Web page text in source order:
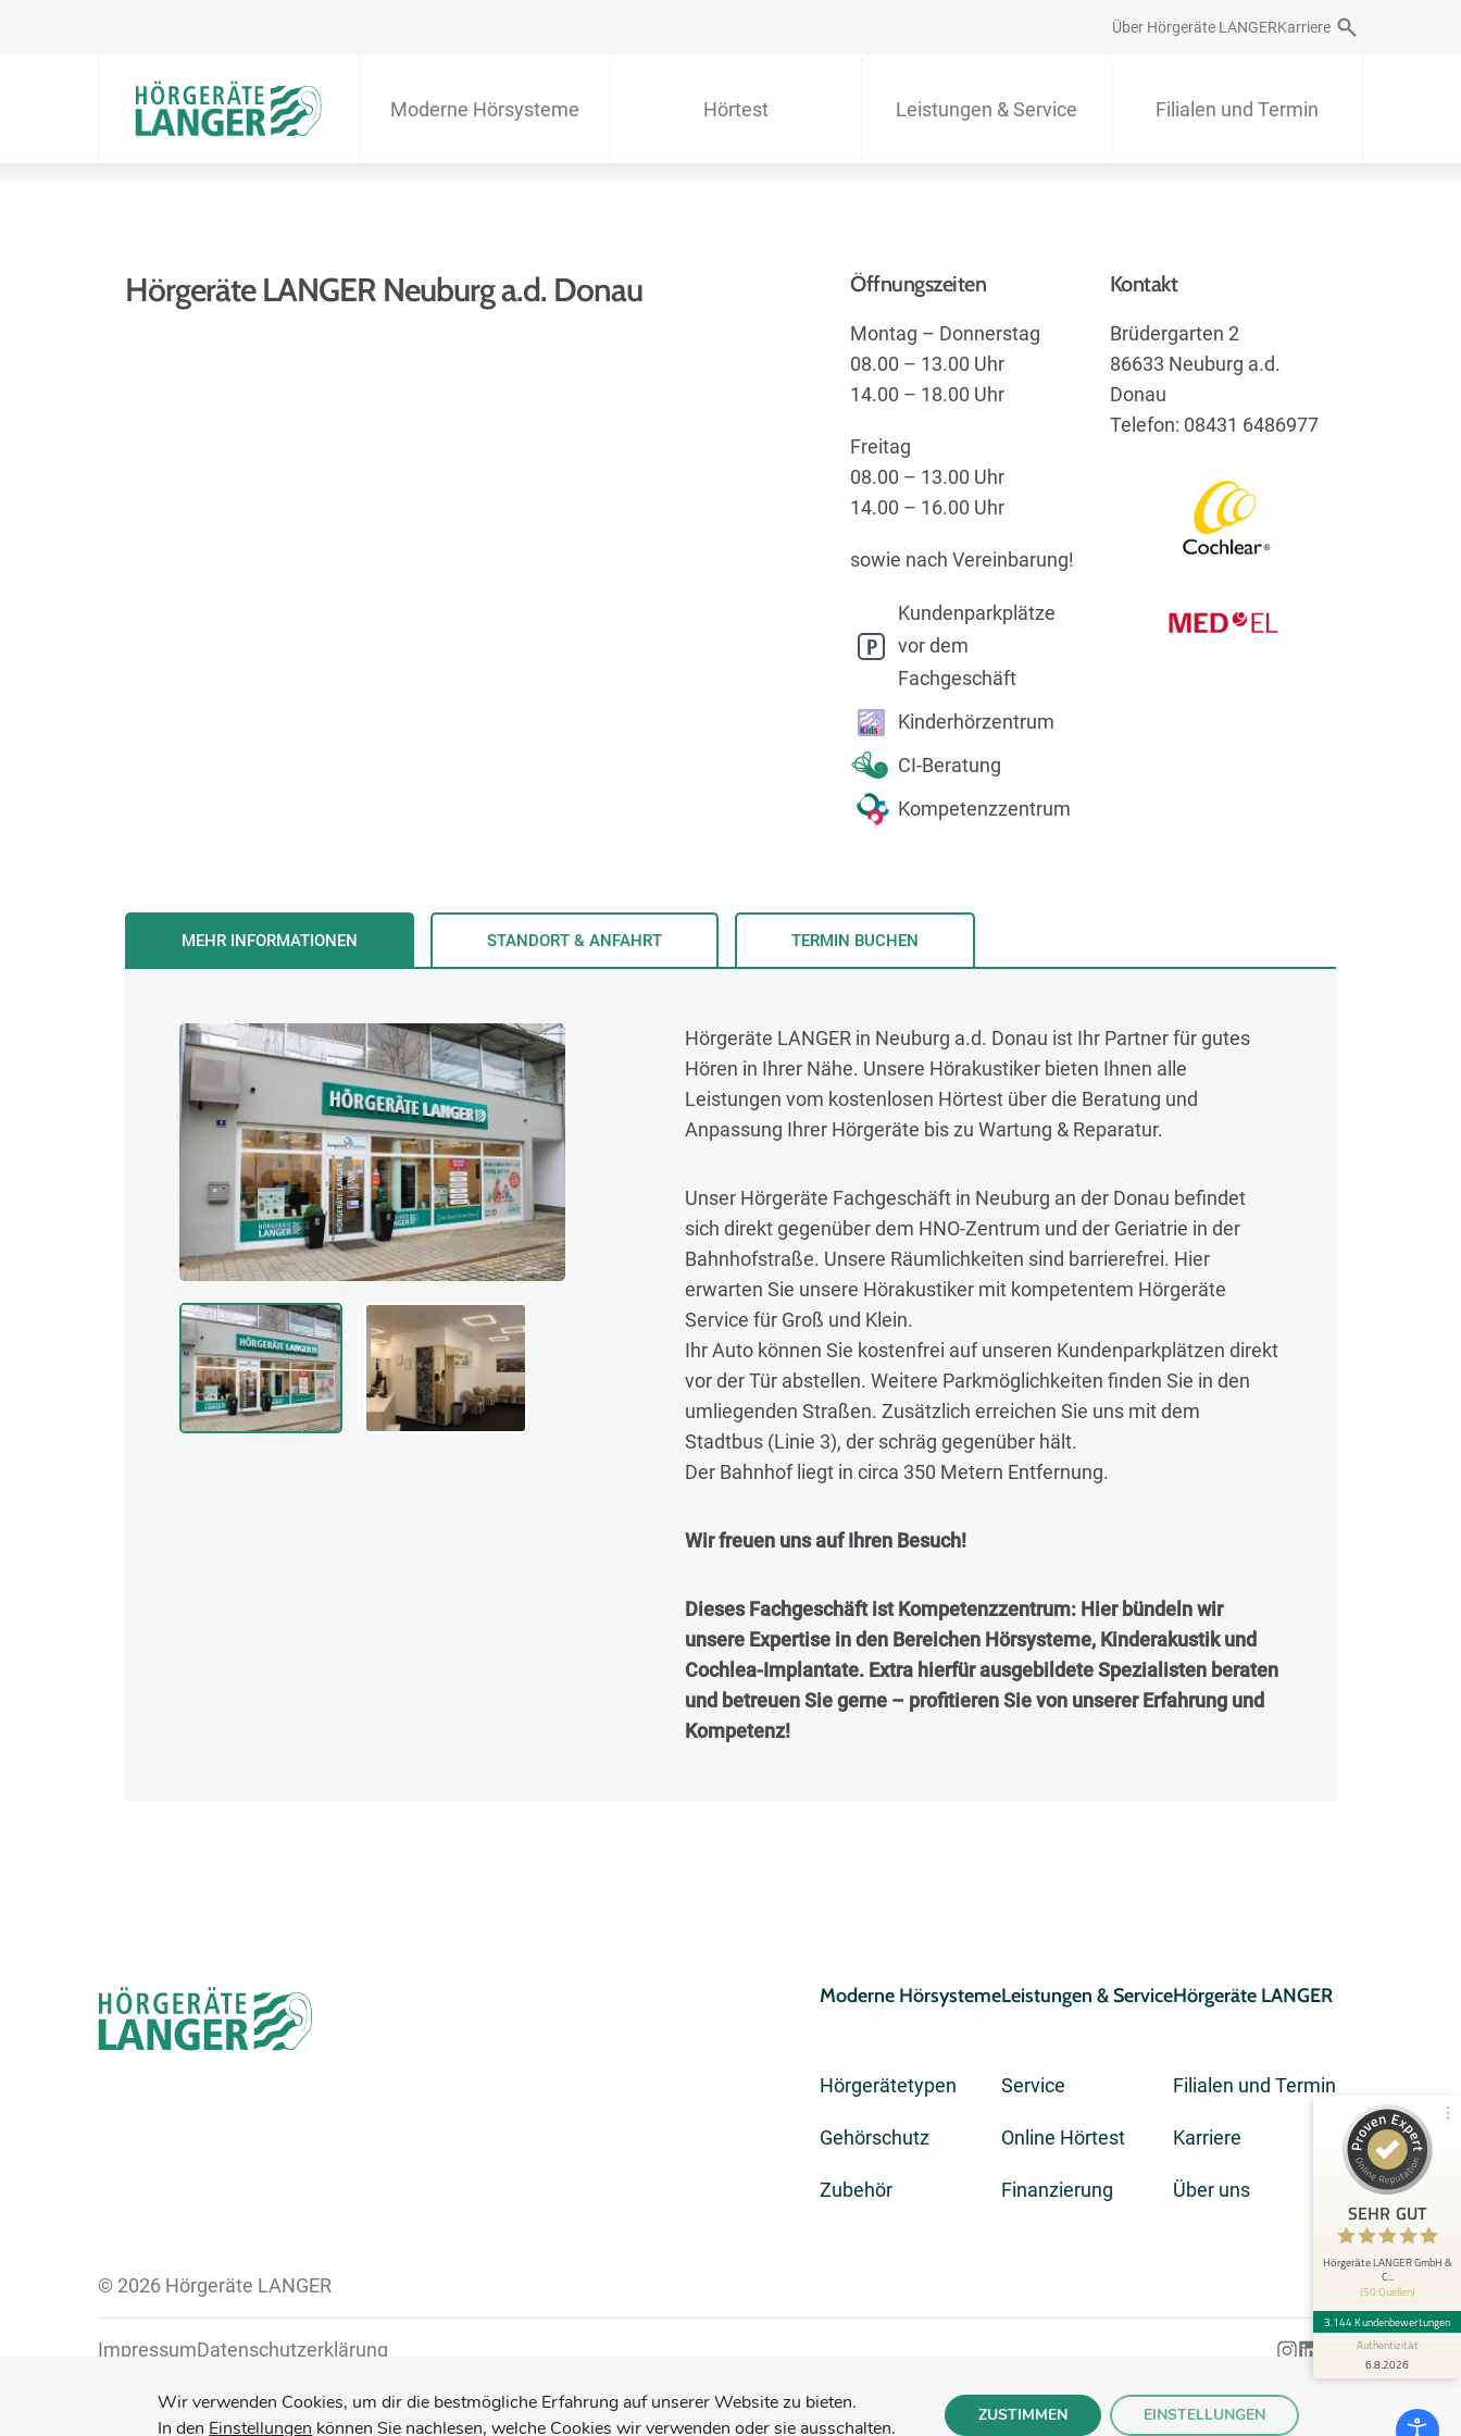
Über Hörgeräte LANGERKarriere
Moderne Hörsysteme Hörtest Leistungen & Service Filialen und Termin
Hörgeräte LANGER Neuburg a.d. Donau Öffnungszeiten
Montag – Donnerstag
08.00 – 13.00 Uhr
14.00 – 18.00 Uhr
Freitag
08.00 – 13.00 Uhr
14.00 – 16.00 Uhr
sowie nach Vereinbarung!
Kundenparkplätze
vor dem
Fachgeschäft
Kinderhörzentrum
CI-Beratung
Kompetenzzentrum
Kontakt
Brüdergarten 2
86633 Neuburg a.d.
Donau
Telefon: 08431 6486977
MEHR INFORMATIONEN STANDORT & ANFAHRT TERMIN BUCHEN
Hörgeräte LANGER in Neuburg a.d. Donau ist Ihr Partner für gutes
Hören in Ihrer Nähe. Unsere Hörakustiker bieten Ihnen alle
Leistungen vom kostenlosen Hörtest über die Beratung und
Anpassung Ihrer Hörgeräte bis zu Wartung & Reparatur.
Unser Hörgeräte Fachgeschäft in Neuburg an der Donau befindet
sich direkt gegenüber dem HNO-Zentrum und der Geriatrie in der
Bahnhofstraße. Unsere Räumlichkeiten sind barrierefrei. Hier
erwarten Sie unsere Hörakustiker mit kompetentem Hörgeräte
Service für Groß und Klein.
Ihr Auto können Sie kostenfrei auf unseren Kundenparkplätzen direkt
vor der Tür abstellen. Weitere Parkmöglichkeiten finden Sie in den
umliegenden Straßen. Zusätzlich erreichen Sie uns mit dem
Stadtbus (Linie 3), der schräg gegenüber hält.
Der Bahnhof liegt in circa 350 Metern Entfernung.
Wir freuen uns auf Ihren Besuch!
Dieses Fachgeschäft ist Kompetenzzentrum: Hier bündeln wir
unsere Expertise in den Bereichen Hörsysteme, Kinderakustik und
Cochlea-Implantate. Extra hierfür ausgebildete Spezialisten beraten
und betreuen Sie gerne – profitieren Sie von unserer Erfahrung und
Kompetenz!
Moderne Hörsysteme
Hörgerätetypen
Gehörschutz
Zubehör
Leistungen & Service
Service
Online Hörtest
Finanzierung
Hörgeräte LANGER
Filialen und Termin
Karriere
Über uns
© 2026 Hörgeräte LANGER
ImpressumDatenschutzerklärung
Wir verwenden Cookies, um dir die bestmögliche Erfahrung auf unserer Website zu bieten.
In den Einstellungen können Sie nachlesen, welche Cookies wir verwenden oder sie ausschalten.
ZUSTIMMEN EINSTELLUNGEN
SEHR GUT
Hörgeräte LANGER GmbH &
C...
(50 Quellen)
3.144 Kundenbewertungen
Authentizität
6.8.2026
Kundenbewertungen und Erfahrungen zu
Hörgeräte LANGER GmbH & Co. KG
3.144
Bewertungen von 50
anderen Quellen
Blick aufs ProvenExpert-Profil werfen